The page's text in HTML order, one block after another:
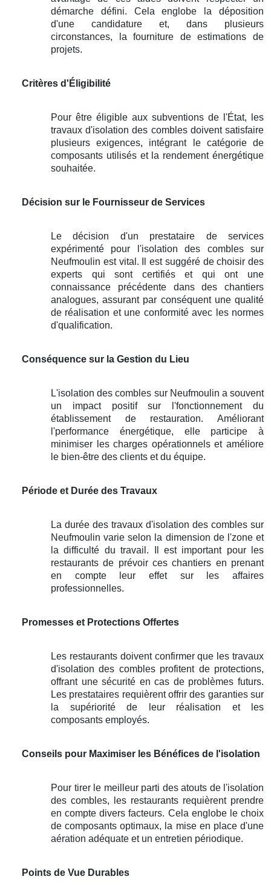
démarche défini. Cela englobe la déposition
d'une candidature et, dans plusieurs
circonstances, la fourniture de estimations de
projets.
Critères d'Éligibilité
Pour être éligible aux subventions de l'État, les
travaux d'isolation des combles doivent satisfaire
plusieurs exigences, intégrant le catégorie de
composants utilisés et la rendement énergétique
souhaitée.
Décision sur le Fournisseur de Services
Le décision d'un prestataire de services
expérimenté pour l'isolation des combles sur
Neufmoulin est vital. Il est suggéré de choisir des
experts qui sont certifiés et qui ont une
connaissance précédente dans des chantiers
analogues, assurant par conséquent une qualité
de réalisation et une conformité avec les normes
d'qualification.
Conséquence sur la Gestion du Lieu
L'isolation des combles sur Neufmoulin a souvent
un impact positif sur l'fonctionnement du
établissement de restauration. Améliorant
l'performance énergétique, elle participe à
minimiser les charges opérationnels et améliore
le bien-être des clients et du équipe.
Période et Durée des Travaux
La durée des travaux d'isolation des combles sur
Neufmoulin varie selon la dimension de l'zone et
la difficulté du travail. Il est important pour les
restaurants de prévoir ces chantiers en prenant
en compte leur effet sur les affaires
professionnelles.
Promesses et Protections Offertes
Les restaurants doivent confirmer que les travaux
d'isolation des combles profitent de protections,
offrant une sécurité en cas de problèmes futurs.
Les prestataires requièrent offrir des garanties sur
la supériorité de leur réalisation et les
composants employés.
Conseils pour Maximiser les Bénéfices de l'isolation
Pour tirer le meilleur parti des atouts de l'isolation
des combles, les restaurants requièrent prendre
en compte divers facteurs. Cela englobe le choix
de composants optimaux, la mise en place d'une
aération adéquate et un entretien périodique.
Points de Vue Durables